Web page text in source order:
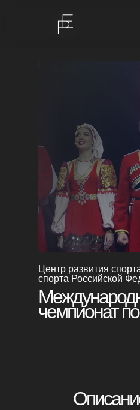
О нас
чемпионат
Центр развития
спорта Российской